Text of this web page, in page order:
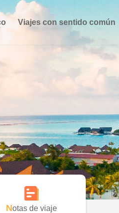
Viajes con sentido común
Notas de viaje